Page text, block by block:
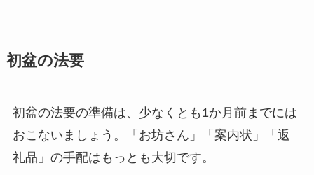
初盆の法要
初盆の法要の準備は、少なくとも1か月前までには
おこないましょう。「お坊さん」「案内状」「返
礼品」の手配はもっとも大切です。